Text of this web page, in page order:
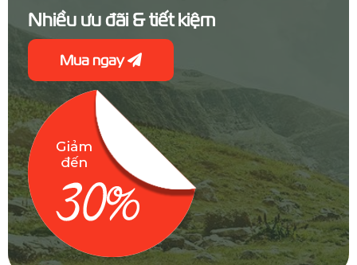
Nhiều ưu đãi & tiết kiệm
Mua ngay